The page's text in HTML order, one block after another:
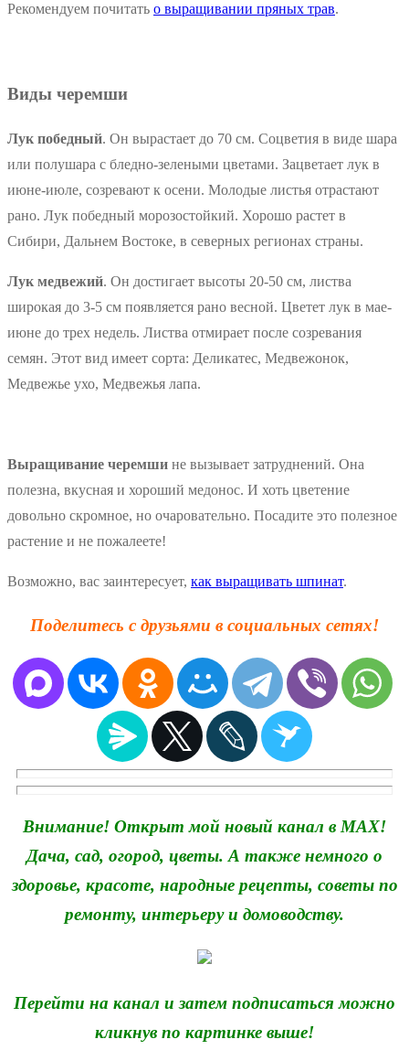
Рекомендуем почитать о выращивании пряных трав.
Виды черемши
Лук победный. Он вырастает до 70 см. Соцветия в виде шара
или полушара с бледно-зелеными цветами. Зацветает лук в
июне-июле, созревают к осени. Молодые листья отрастают
рано. Лук победный морозостойкий. Хорошо растет в
Сибири, Дальнем Востоке, в северных регионах страны.
Лук медвежий. Он достигает высоты 20-50 см, листва
широкая до 3-5 см появляется рано весной. Цветет лук в мае-
июне до трех недель. Листва отмирает после созревания
семян. Этот вид имеет сорта: Деликатес, Медвежонок,
Медвежье ухо, Медвежья лапа.
Выращивание черемши не вызывает затруднений. Она
полезна, вкусная и хороший медонос. И хоть цветение
довольно скромное, но очаровательно. Посадите это полезное
растение и не пожалеете!
Возможно, вас заинтересует, как выращивать шпинат.
Поделитесь с друзьями в социальных сетях!
Внимание! Открыт мой новый канал в MAX!
Дача, сад, огород, цветы. А также немного о
здоровье, красоте, народные рецепты, советы по
ремонту, интерьеру и домоводству.
Перейти на канал и затем подписаться можно
кликнув по картинке выше!